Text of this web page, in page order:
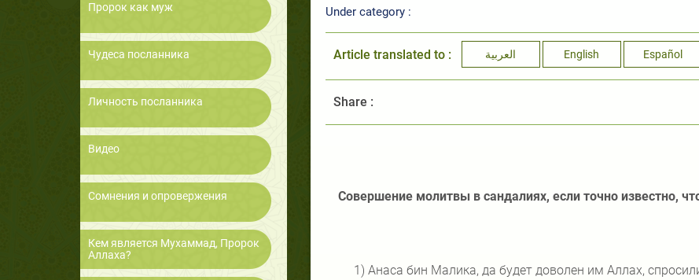
Пророк как муж
Чудеса посланника
Личность посланника
Видео
Сомнения и опровержения
Кем является Мухаммад, Пророк
Аллаха?
Under category :
Article translated to : العربية English Español
Share :
Совершение молитвы в сандалиях, если точно известно,
1) Анаса бин Малика, да будет доволен им Аллах,